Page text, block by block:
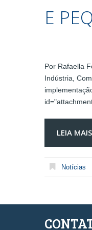
E
Por Rafaella
Indústria,
LEIA MAIS
Notícias